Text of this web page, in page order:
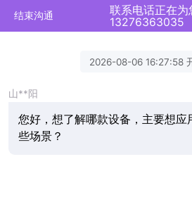
结束沟通
联系电话正在为
13276363035
2026-08-06 16:27:58
山**阳
您好，想了解哪款设备，主要想应
些场景？